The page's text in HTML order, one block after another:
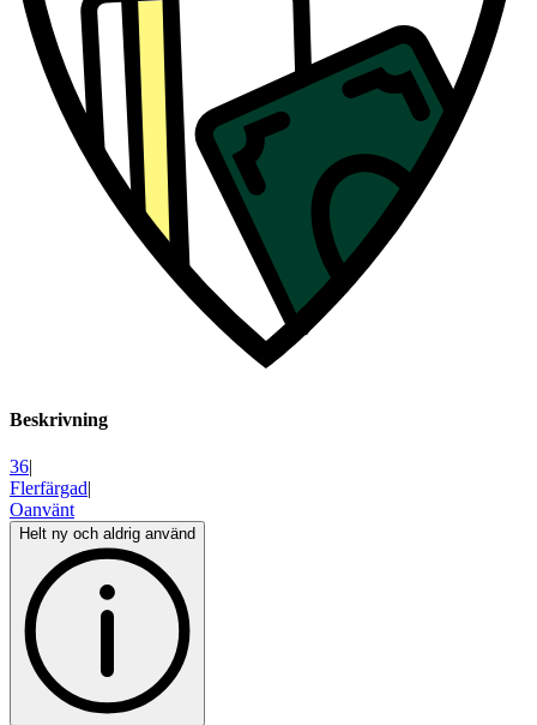
Beskrivning
36|
Flerfärgad|
Oanvänt
Helt ny och aldrig använd